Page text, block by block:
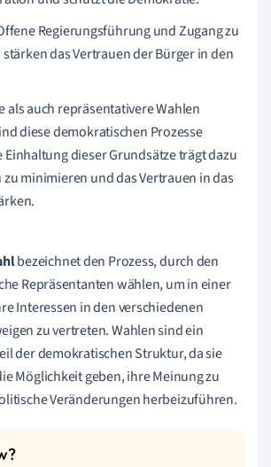
Regierungsführung und Zugang zu
das Vertrauen der Bürger in den
als auch repräsentativere Wahlen
diese demokratischen Prozesse
Einhaltung dieser Grundsätze trägt dazu
zu minimieren und das Vertrauen in das
bezeichnet den Prozess, durch den
Repräsentanten wählen, um in einer
Interessen in den verschiedenen
zu vertreten. Wahlen sind ein
der demokratischen Struktur, da sie
Möglichkeit geben, ihre Meinung zu
Veränderungen herbeizuführen.